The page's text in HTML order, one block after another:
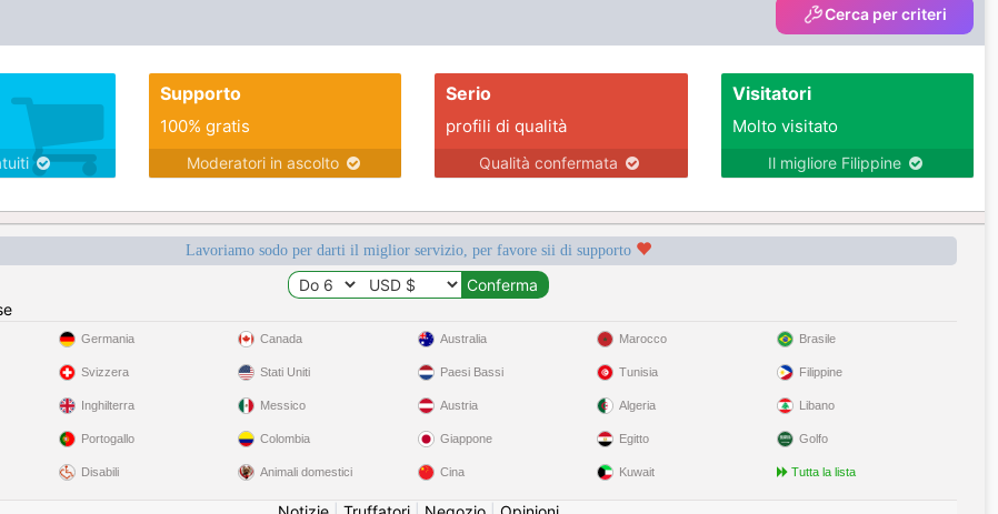
Cerca per criteri
Supporto
100% gratis
Moderatori in ascolto
Serio
profili di qualità
Qualità confermata
Visitatori
Molto visitato
Il migliore Filippine
Lavoriamo sodo per darti il miglior servizio, per favore sii di supporto
Germania
Svizzera
Inghilterra
Portogallo
Disabili
Canada
Stati Uniti
Messico
Colombia
Animali domestici
Australia
Paesi Bassi
Austria
Giappone
Cina
Marocco
Tunisia
Algeria
Egitto
Kuwait
Brasile
Filippine
Libano
Golfo
Tutta la lista